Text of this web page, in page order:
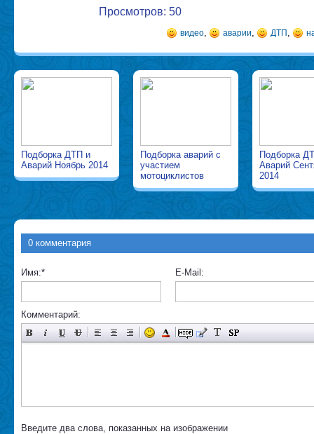
Просмотров: 50
видео, аварии, ДТП ,
Подборка ДТП и
Аварий Ноябрь 2014
Подборка аварий с
участием
мотоциклистов
Подборка
Аварий
2014
0 комментария
Имя:* E-Mail:
Комментарий:
Введите два слова, показанных на изображении